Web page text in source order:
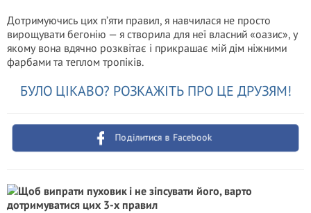
Дотримуючись цих п’яти правил, я навчилася не просто
вирощувати бегонію — я створила для неї власний «оазис», у
якому вона вдячно розквітає і прикрашає мій дім ніжними
фарбами та теплом тропіків.
БУЛО ЦІКАВО? РОЗКАЖІТЬ ПРО ЦЕ ДРУЗЯМ!
Поділитися в Facebook